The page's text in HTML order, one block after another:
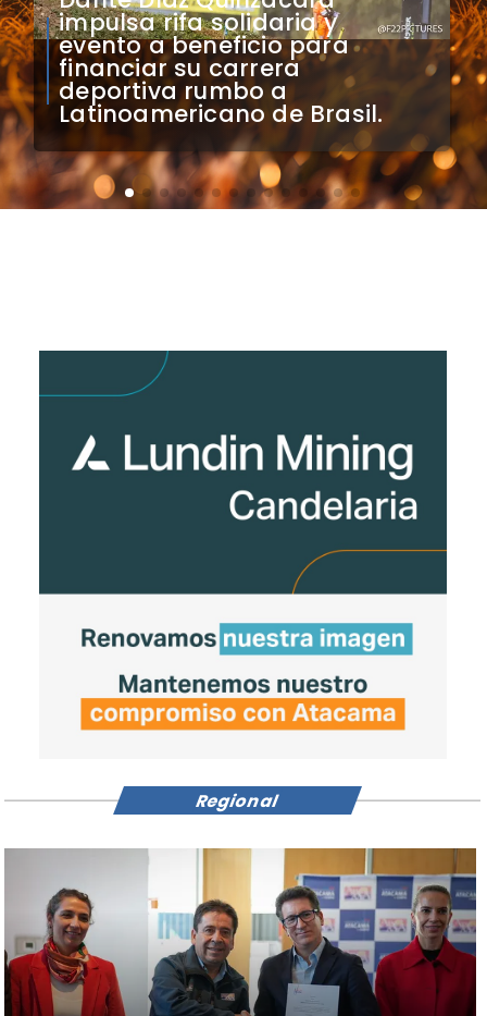
​Ciclistas tierramarillanos
representarán a Atacama en
final nacional de los Juegos
Deportivos Escolares
Regional